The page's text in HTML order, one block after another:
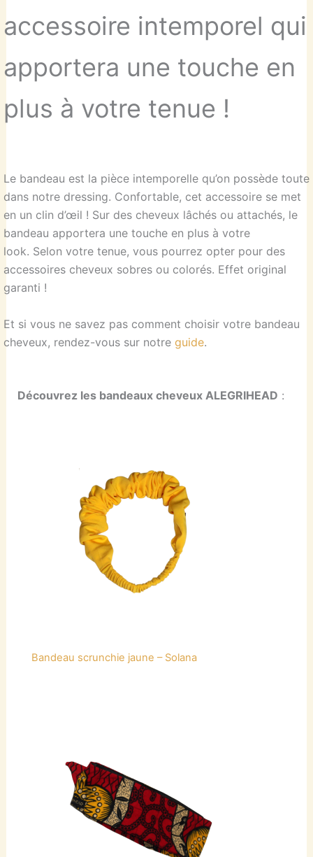
accessoire intemporel qui
apportera une touche en
plus à votre tenue !
Le bandeau est la pièce intemporelle qu’on possède toute
dans notre dressing. Confortable, cet accessoire se met
en un clin d’œil ! Sur des cheveux lâchés ou attachés, le
bandeau apportera une touche en plus à votre
look. Selon votre tenue, vous pourrez opter pour des
accessoires cheveux sobres ou colorés. Effet original
garanti !
Et si vous ne savez pas comment choisir votre bandeau
cheveux, rendez-vous sur notre guide.
Découvrez les bandeaux cheveux ALEGRIHEAD :
Bandeau scrunchie jaune – Solana